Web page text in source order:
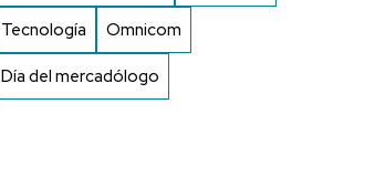
Tecnología Omnicom
Día del mercadólogo